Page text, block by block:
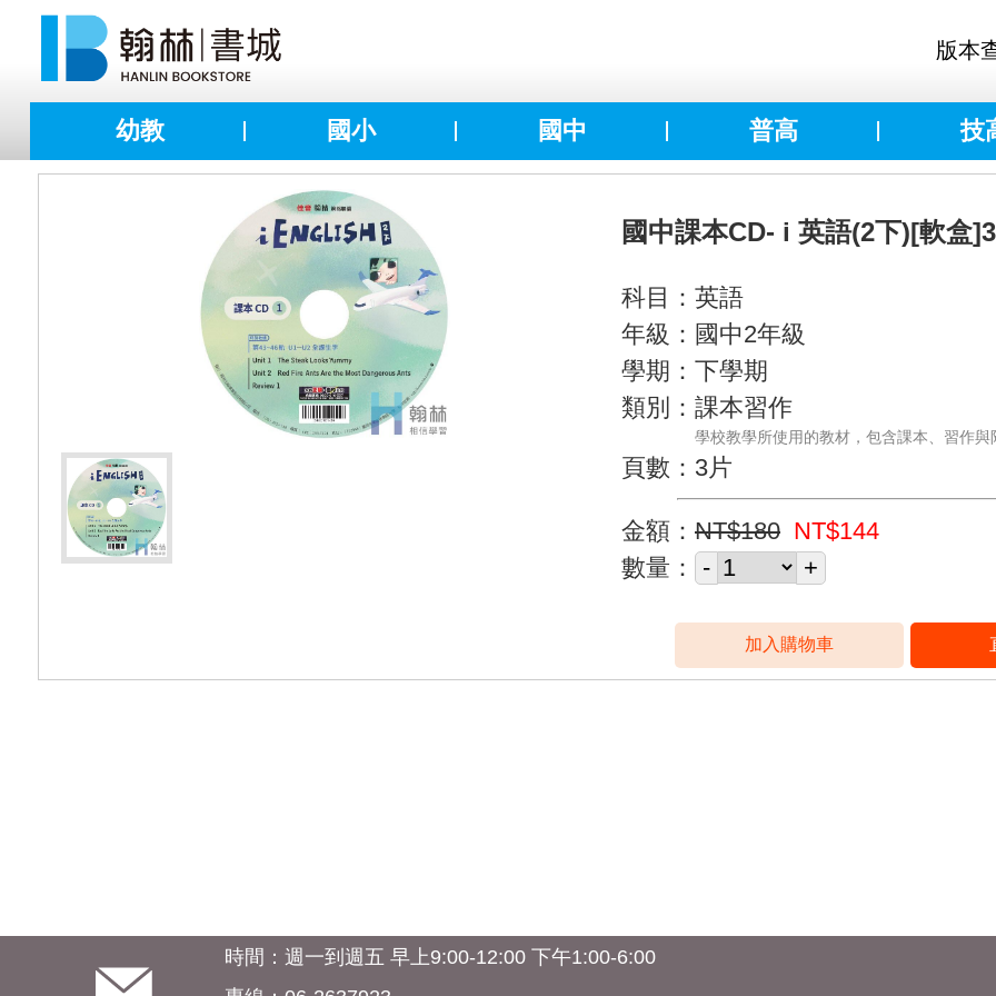
版本
幼教 國小 國中 普高 技
國中課本CD- i 英語(2下)[軟盒
科目：英語
年級：國中2年級
學期：下學期
類別：課本習作
學校教學所使用的教材，包含課本、習作
頁數：3片
金額： NT$180 NT$144
數量：
時間：週一到週五 早上9:00-12:00 下午1:00-6:00